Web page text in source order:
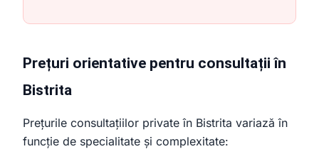
Prețuri orientative pentru consultații în
Bistrita
Prețurile consultațiilor private în Bistrita variază în
funcție de specialitate și complexitate: